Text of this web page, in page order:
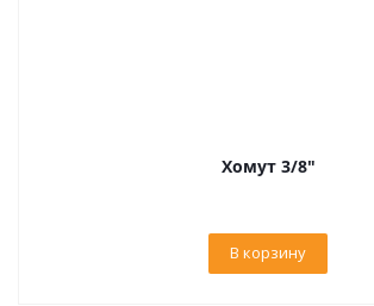
Хомут 3/8"
В корзину